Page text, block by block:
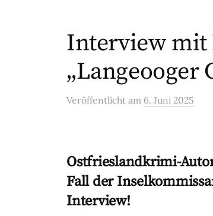
Interview mit
„Langeooger
Veröffentlicht am 6. Juni 2025
Ostfrieslandkrimi-
Fall der
Interview!